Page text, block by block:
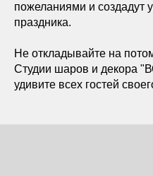
пожеланиями и создадут
праздника.
Не откладывайте на
Студии шаров и декора
удивите всех гостей